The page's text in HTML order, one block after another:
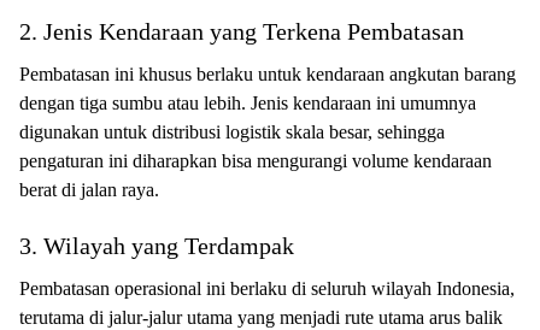
2. Jenis Kendaraan yang Terkena Pembatasan
Pembatasan ini khusus berlaku untuk kendaraan angkutan barang
dengan tiga sumbu atau lebih. Jenis kendaraan ini umumnya
digunakan untuk distribusi logistik skala besar, sehingga
pengaturan ini diharapkan bisa mengurangi volume kendaraan
berat di jalan raya.
3. Wilayah yang Terdampak
Pembatasan operasional ini berlaku di seluruh wilayah Indonesia,
terutama di jalur-jalur utama yang menjadi rute utama arus balik